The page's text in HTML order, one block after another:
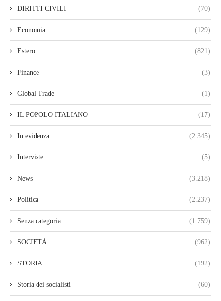
DIRITTI CIVILI (70)
Economia (129)
Estero (821)
Finance (3)
Global Trade (1)
IL POPOLO ITALIANO (17)
In evidenza (2.345)
Interviste (5)
News (3.218)
Politica (2.237)
Senza categoria (1.759)
SOCIETÀ (962)
STORIA (192)
Storia dei socialisti (60)